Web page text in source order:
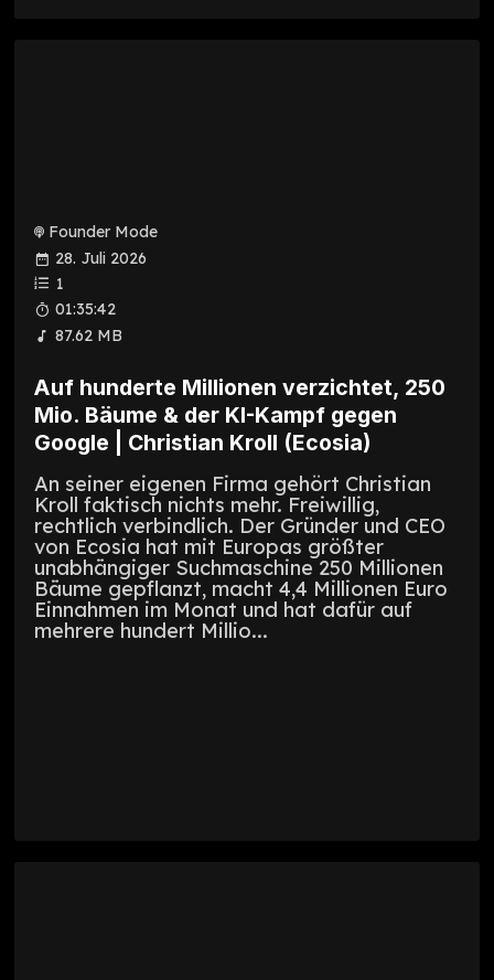
Founder Mode
28. Juli 2026
1
01:35:42
87.62 MB
Auf hunderte Millionen verzichtet, 250
Mio. Bäume & der KI-Kampf gegen
Google | Christian Kroll (Ecosia)
An seiner eigenen Firma gehört Christian
Kroll faktisch nichts mehr. Freiwillig,
rechtlich verbindlich. Der Gründer und CEO
von Ecosia hat mit Europas größter
unabhängiger Suchmaschine 250 Millionen
Bäume gepflanzt, macht 4,4 Millionen Euro
Einnahmen im Monat und hat dafür auf
mehrere hundert Millio...